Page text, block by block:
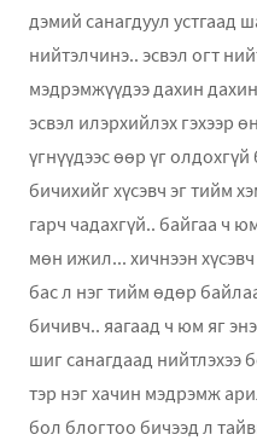
дэмий санагдуул устгаад
нийтэлчинэ.. эсвэл огт
мэдрэмжүүдээ дахин
эсвэл илэрхийлэх гэхээр
үгнүүдээс өөр үг
бичихийг хүсэвч эг тийм
гарч чадахгүй.. байгаа ч
мөн ижил... хичнээн
бас л нэг тийм өдөр
бичивч.. яагаад ч юм яг
шиг санагдаад нийтлэхээ
тэр нэг хачин мэдрэмж
бол блогтоо бичээд л